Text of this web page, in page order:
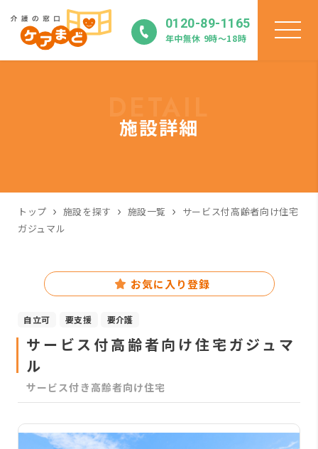
0120-89-1165
年中無休 9時〜18時
施設詳細
トップ 施設を探す 施設一覧
サービス付高齢者向け住宅
ガジュマル
お気に入り登録
自立可 要支援 要介護
サービス付高齢者向け住宅ガジュマ
ル
サービス付き高齢者向け住宅